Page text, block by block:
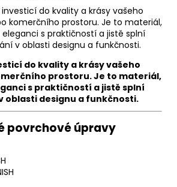
do kvality a krásy vašeho
komerčního prostoru. Je to materiál,
s praktičností a jistě splní
v oblasti designu a funkčnosti.
do kvality a krásy vašeho
prostoru. Je to materiál,
s praktičností a jistě splní
oblasti designu a funkčnosti.
povrchové úpravy